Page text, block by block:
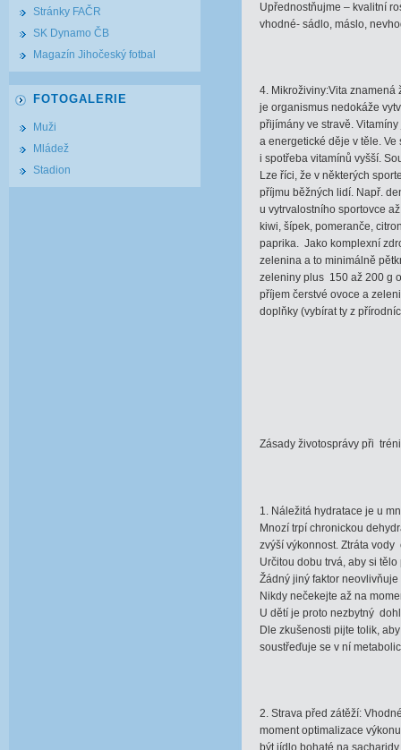
Upřednostňujme – kvalitní
vhodné- sádlo, máslo,
4. Mikroživiny:Vita znamená
je organismus nedokáže
přijímány ve stravě.
a energetické děje v těle.
i spotřeba vitamínů vyšší.
Lze říci, že v některých
příjmu běžných lidí. Např.
u vytrvalostního sportovce
kiwi, šípek, pomeranče,
paprika. Jako komplexní
zelenina a to minimálně
zeleniny plus 150 až 200 g
příjem čerstvé ovoce a
doplňky (vybírat ty z
Zásady životosprávy při
1. Náležitá hydratace je u
Mnozí trpí chronickou
zvýší výkonnost. Ztráta
Určitou dobu trvá, aby si
Žádný jiný faktor
Nikdy nečekejte až na
U dětí je proto nezbytný
Dle zkušenosti pijte tolik,
soustřeďuje se v ní
2. Strava před zátěží:
moment optimalizace
být jídlo bohaté na
Stránky FAČR
SK Dynamo ČB
Magazín Jihočeský fotbal
FOTOGALERIE
Muži
Mládež
Stadion